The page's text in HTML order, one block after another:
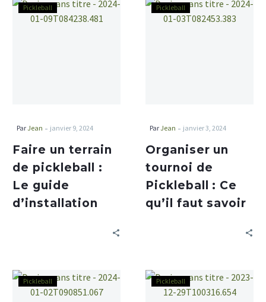
Pickleball
ParJean -janvier 9, 2024
Faire un terrain
de pickleball :
Le guide
d’installation
Pickleball
ParJean -janvier 3, 2024
Organiser un
tournoi de
Pickleball : Ce
qu’il faut savoir
Pickleball Pickleball